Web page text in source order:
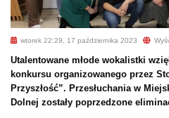
wtorek 22:29, 17 października 2023
Utalentowane młode wokalistki
konkursu organizowanego przez
Przyszłość”. Przesłuchania w
Dolnej zostały poprzedzone